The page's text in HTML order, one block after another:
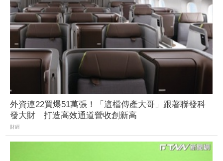
外資連22買爆51萬張！「這檔傳產大哥」跟著聯發科
發大財 打造高效通道營收創新高
財經